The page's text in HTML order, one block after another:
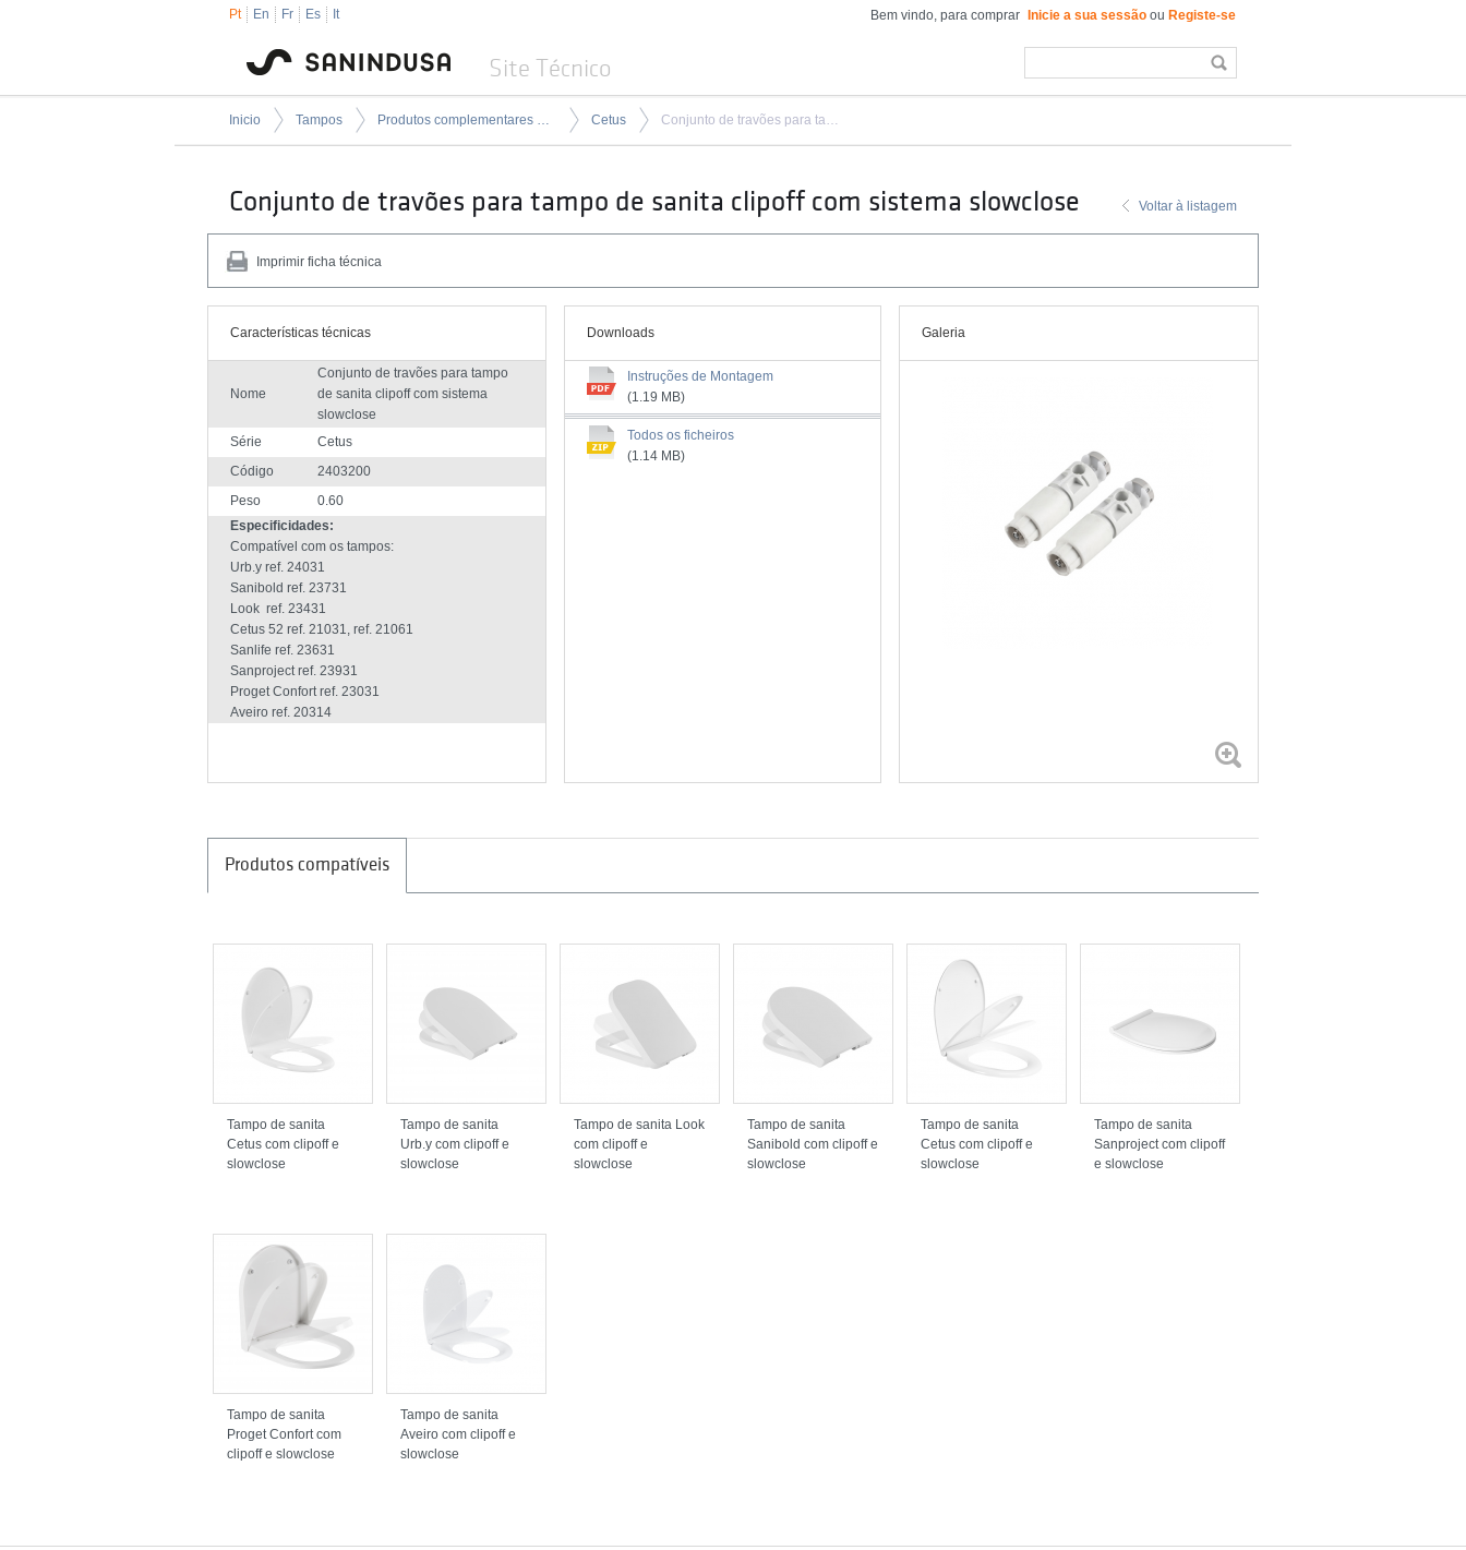
Pt En Fr Es It Bem vindo, para comprar Inicie a sua sessão ou Registe-se
Site Técnico
Inicio Tampos Produtos complementares para tampos Cetus Conjunto de travões para tampo de sanita clipoff com sistema slowclose
Conjunto de travões para tampo de sanita clipoff com sistema slowclose Voltar à listagem
Imprimir ficha técnica
Características técnicas
Nome
Conjunto de travões para tampo
de sanita clipoff com sistema
slowclose
Série
Cetus
Código
2403200
Peso
0.60
Especificidades:
Compatível com os tampos:
Urb.y ref. 24031
Sanibold ref. 23731
Look ref. 23431
Cetus 52 ref. 21031, ref. 21061
Sanlife ref. 23631
Sanproject ref. 23931
Proget Confort ref. 23031
Aveiro ref. 20314
Downloads
Instruções de Montagem
(1.19 MB)
Todos os ficheiros
(1.14 MB)
Galeria
Produtos compatíveis
Tampo de sanita
Cetus com clipoff e
slowclose
Tampo de sanita
Urb.y com clipoff e
slowclose
Tampo de sanita Look
com clipoff e
slowclose
Tampo de sanita
Sanibold com clipoff e
slowclose
Tampo de sanita
Cetus com clipoff e
slowclose
Tampo de sanita
Sanproject com clipoff
e slowclose
Tampo de sanita
Proget Confort com
clipoff e slowclose
Tampo de sanita
Aveiro com clipoff e
slowclose